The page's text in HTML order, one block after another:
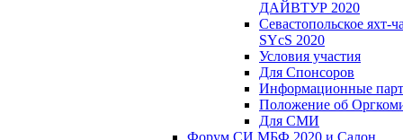
ДАЙВТУР 2020
Севастопольское яхт-
SYcS 2020
Условия участия
Для Спонсоров
Информационные
Положение об
Для СМИ
Форум СИ МБФ 2020 и Салон